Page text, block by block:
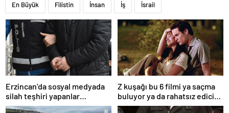
En Büyük Filistin İnsan İş İsrail
Erzincan’da sosyal medyada
silah teşhiri yapanlar
yakalandı
Z kuşağı bu 6 filmi ya saçma
buluyor ya da rahatsız edici
ve toksik!